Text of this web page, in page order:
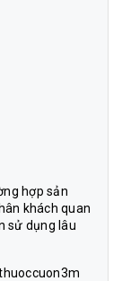
hợp sản
khách quan
sử dụng lâu